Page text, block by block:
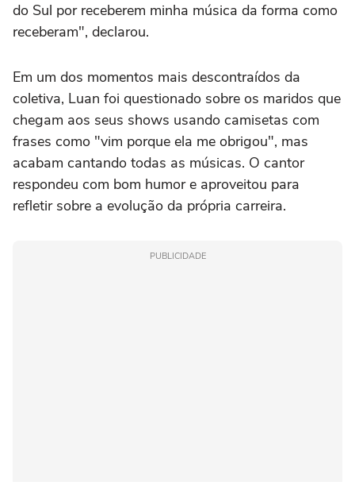
do Sul por receberem minha música da forma como
receberam", declarou.
Em um dos momentos mais descontraídos da
coletiva, Luan foi questionado sobre os maridos que
chegam aos seus shows usando camisetas com
frases como "vim porque ela me obrigou", mas
acabam cantando todas as músicas. O cantor
respondeu com bom humor e aproveitou para
refletir sobre a evolução da própria carreira.
PUBLICIDADE